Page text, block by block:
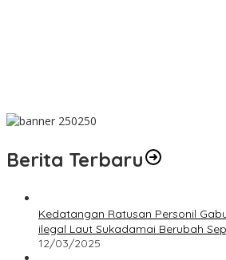
Berita Terbaru
Kedatangan Ratusan Personil
ilegal Laut Sukadamai Berubah
12/03/2025